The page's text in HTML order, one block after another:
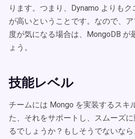
ります。つまり、Dynamo よりも
が高いということです。なので、
度が気になる場合は、MongoDB が
ょう。
技能レベル
チームには Mongo を実装するスキ
た、それをサポートし、スムーズ
るでしょうか？もしそうでないな